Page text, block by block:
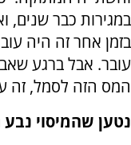
במגירות כבר שנים,
בזמן אחר זה היה
עובר. אבל ברגע
המס הזה לסמל, זה
נטען שהמיסוי נבע